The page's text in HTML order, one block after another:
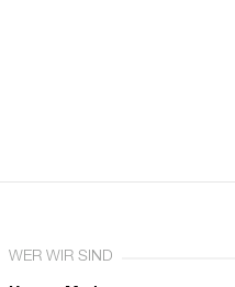
WER WIR SIND